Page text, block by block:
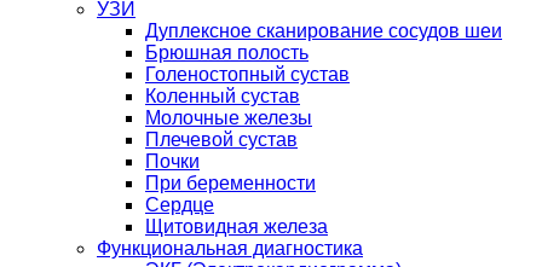
УЗИ
Дуплексное сканирование сосудов шеи
Брюшная полость
Голеностопный сустав
Коленный сустав
Молочные железы
Плечевой сустав
Почки
При беременности
Сердце
Щитовидная железа
Функциональная диагностика